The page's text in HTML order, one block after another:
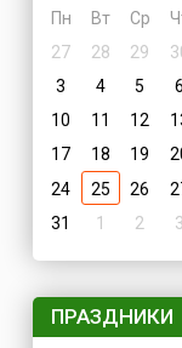
Пн
Вт Ср
27
28 29
3
4 5 6
10
11 12
17
18 19
24
25 26
31
1 2 3
ПРАЗДНИКИ